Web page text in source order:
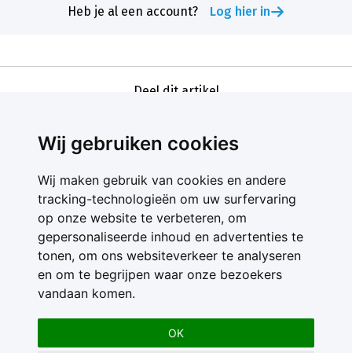
Wij gebruiken cookies
Wij maken gebruik van cookies en andere
tracking-technologieën om uw surfervaring
op onze website te verbeteren, om
gepersonaliseerde inhoud en advertenties te
tonen, om ons websiteverkeer te analyseren
en om te begrijpen waar onze bezoekers
vandaan komen.
OK
Heb je al een account? Log hier in
Deel dit artikel
Contact
Feedback
Nieuwsbrief
Adverteren
Gebruikersvoorwaarden
Privacy Statement